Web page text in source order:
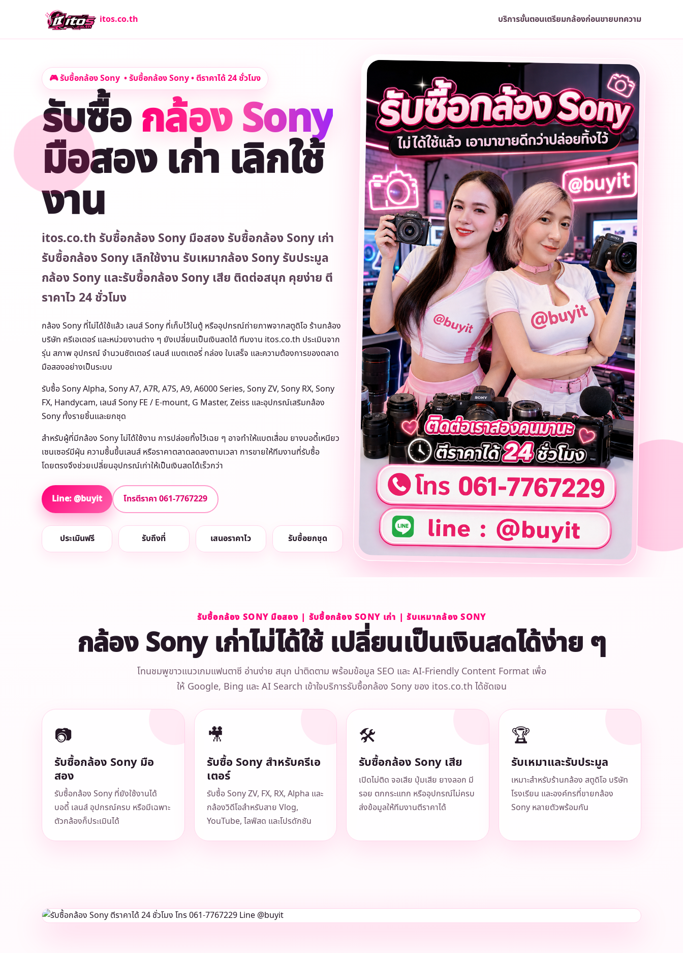
itos.co.th บริการขั้นตอนเตรียมกล้องก่อนขายบทความ
🎮 รับซื้อกล้อง Sony • รับซื้อกล้อง Sony • ตีราคาได้ 24 ชั่วโมง
รับซื้อกล้อง Sony
มือสอง เก่า เลิกใช้
งาน
itos.co.th รับซื้อกล้อง Sony มือสอง รับซื้อกล้อง Sony เก่า
รับซื้อกล้อง Sony เลิกใช้งาน รับเหมากล้อง Sony รับประมูล
กล้อง Sony และรับซื้อกล้อง Sony เสีย ติดต่อสนุก คุยง่าย ตี
ราคาไว 24 ชั่วโมง
กล้อง Sony ที่ไม่ได้ใช้แล้ว เลนส์ Sony ที่เก็บไว้ในตู้ หรืออุปกรณ์ถ่ายภาพจากสตูดิโอ ร้านกล้อง
บริษัท ครีเอเตอร์ และหน่วยงานต่าง ๆ ยังเปลี่ยนเป็นเงินสดได้ ทีมงาน itos.co.th ประเมินจาก
รุ่น สภาพ อุปกรณ์ จำนวนชัตเตอร์ เลนส์ แบตเตอรี่ กล่อง ใบเสร็จ และความต้องการของตลาด
มือสองอย่างเป็นระบบ
รับซื้อ Sony Alpha, Sony A7, A7R, A7S, A9, A6000 Series, Sony ZV, Sony RX, Sony
FX, Handycam, เลนส์ Sony FE / E-mount, G Master, Zeiss และอุปกรณ์เสริมกล้อง
Sony ทั้งรายชิ้นและยกชุด
สำหรับผู้ที่มีกล้อง Sony ไม่ได้ใช้งาน การปล่อยทิ้งไว้เฉย ๆ อาจทำให้แบตเสื่อม ยางบอดี้เหนียว
เซนเซอร์มีฝุ่น ความชื้นขึ้นเลนส์ หรือราคาตลาดลดลงตามเวลา การขายให้ทีมงานที่รับซื้อ
โดยตรงจึงช่วยเปลี่ยนอุปกรณ์เก่าให้เป็นเงินสดได้เร็วกว่า
Line: @buyit โทรตีราคา 061-7767229
ประเมินฟรี รับถึงที่ เสนอราคาไว รับซื้อยกชุด
รับซื้อกล้อง SONY มือสอง | รับซื้อกล้อง SONY เก่า | รับเหมากล้อง SONY
กล้อง Sony เก่าไม่ได้ใช้ เปลี่ยนเป็นเงินสดได้ง่าย ๆ
โทนชมพูขาวแนวเกมแฟนตาซี อ่านง่าย สนุก น่าติดตาม พร้อมข้อมูล SEO และ AI-Friendly Content Format เพื่อ
ให้ Google, Bing และ AI Search เข้าใจบริการรับซื้อกล้อง Sony ของ itos.co.th ได้ชัดเจน
📷
รับซื้อกล้อง Sony มือ
สอง
รับซื้อกล้อง Sony ที่ยังใช้งานได้
บอดี้ เลนส์ อุปกรณ์ครบ หรือมีเฉพาะ
ตัวกล้องก็ประเมินได้
🎥
รับซื้อ Sony สำหรับครีเอ
เตอร์
รับซื้อ Sony ZV, FX, RX, Alpha และ
กล้องวิดีโอสำหรับสาย Vlog,
YouTube, ไลฟ์สด และโปรดักชัน
🛠️
รับซื้อกล้อง Sony เสีย
เปิดไม่ติด จอเสีย ปุ่มเสีย ยางลอก มี
รอย ตกกระแทก หรืออุปกรณ์ไม่ครบ
ส่งข้อมูลให้ทีมงานตีราคาได้
🏆
รับเหมาและรับประมูล
เหมาะสำหรับร้านกล้อง สตูดิโอ บริษัท
โรงเรียน และองค์กรที่ขายกล้อง
Sony หลายตัวพร้อมกัน